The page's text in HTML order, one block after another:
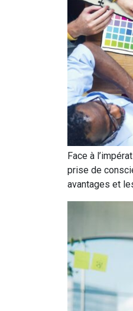
Face à
prise de
avantages et